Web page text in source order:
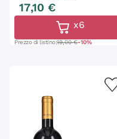
17,10 €
Prezzo di listino:19,00 €-10%
x6